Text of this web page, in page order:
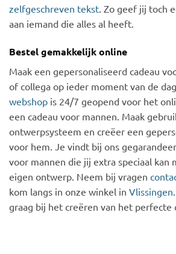
zelfgeschreven tekst . Zo geef jij toch
aan iemand die alles al heeft.
Bestel gemakkelijk online
Maak een gepersonaliseerd cadeau
of collega op ieder moment van de
webshop is 24/7 geopend voor het
een cadeau voor mannen. Maak
ontwerpsysteem en creëer een
voor hem. Je vindt bij ons
voor mannen die jij extra speciaal kan
eigen ontwerp. Neem bij vragen
kom langs in onze winkel in Vlissingen
graag bij het creëren van het perfecte